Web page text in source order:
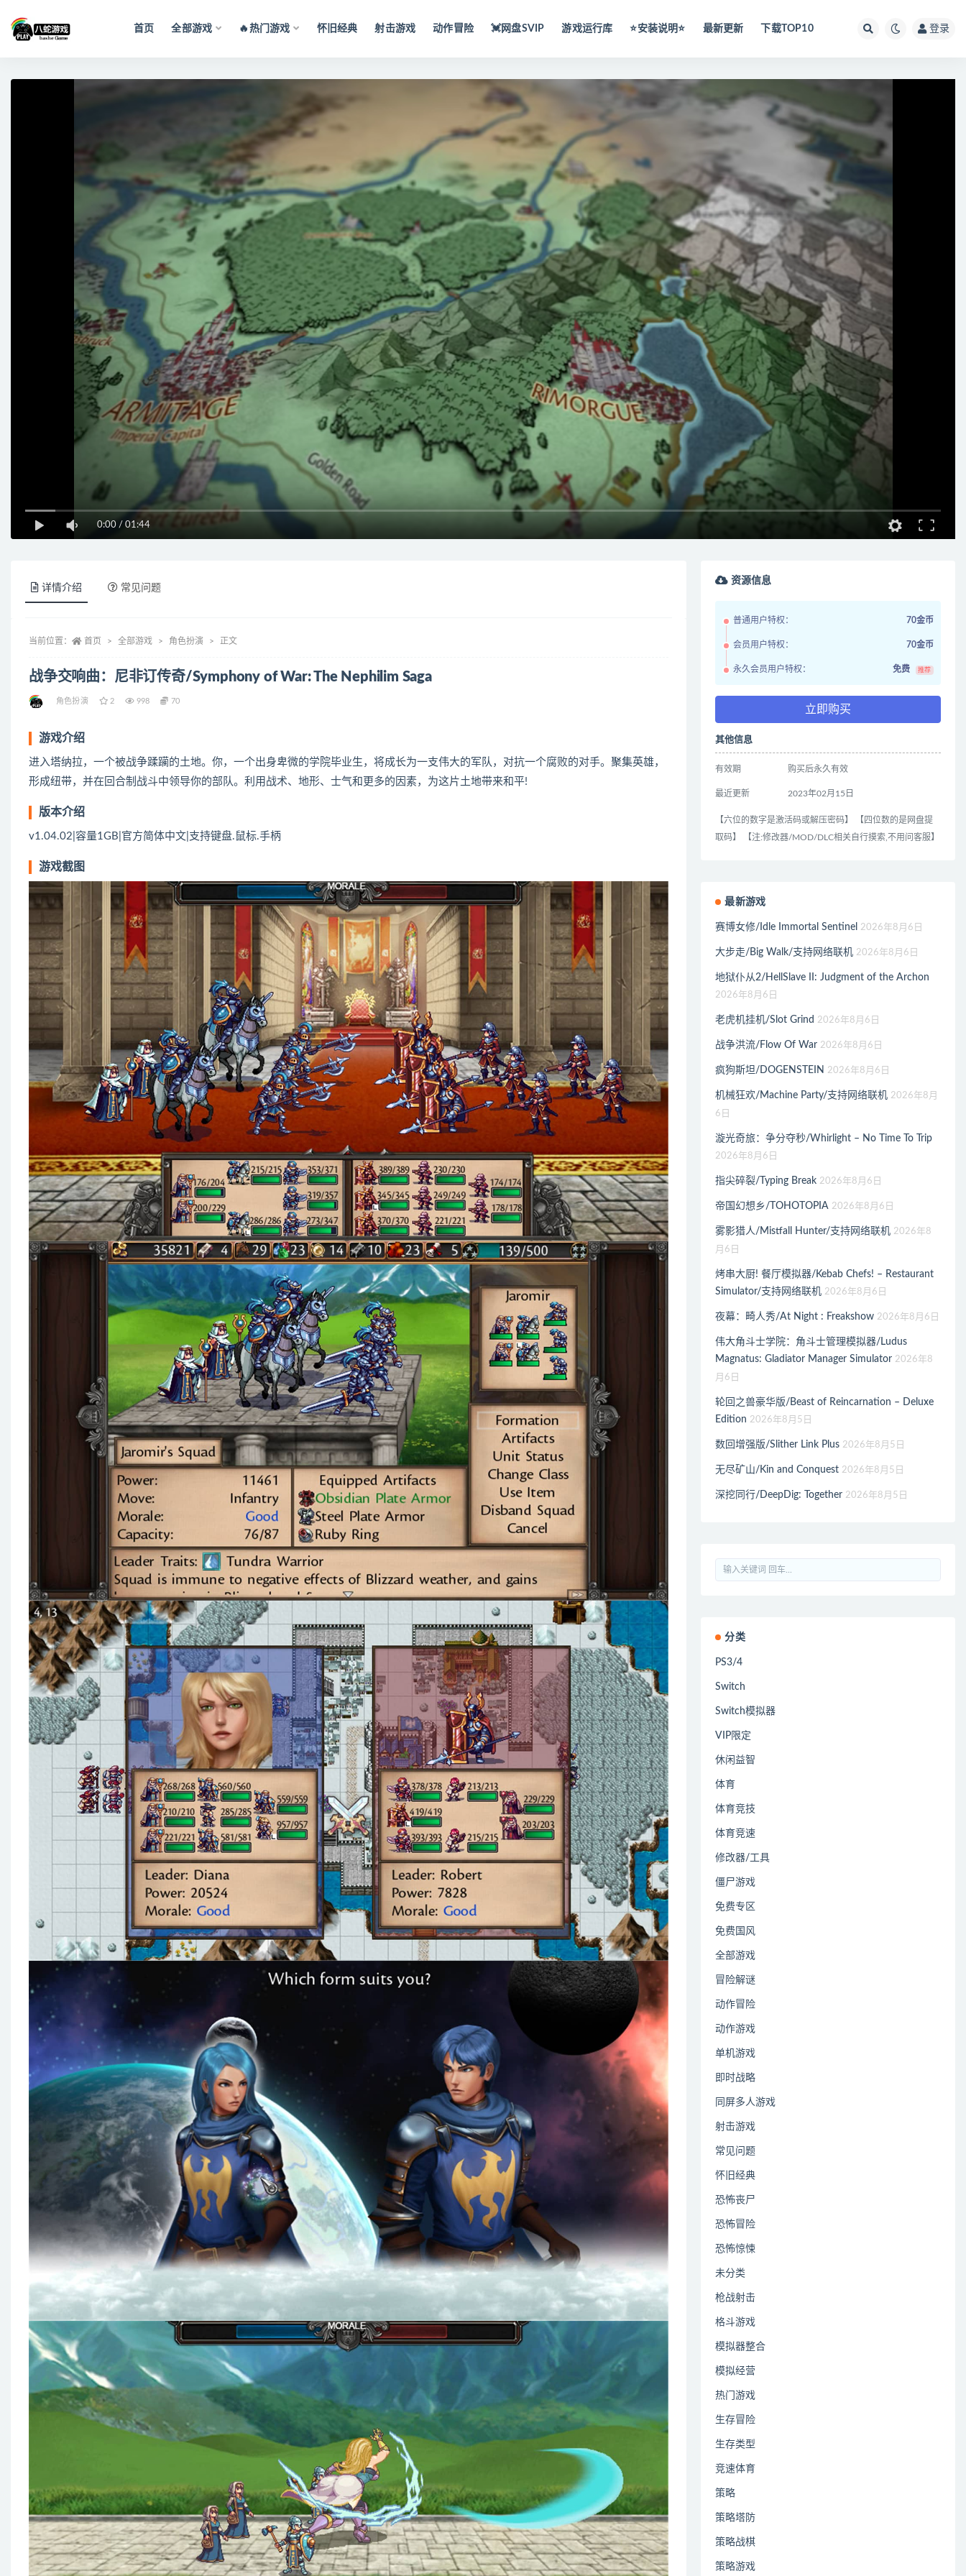
首页 全部游戏 🔥热门游戏 怀旧经典 射击游戏 动作冒险 💓网盘SVIP 游戏运行库 ⭐️安装说明⭐️ 最新更新 下载TOP10 登录
0:00 / 01:44
详情介绍 常见问题
当前位置： 首页 全部游戏 角色扮演 正文
战争交响曲：尼非订传奇/Symphony of War: The Nephilim Saga
角色扮演 2 998 70
游戏介绍
进入塔纳拉，一个被战争蹂躏的土地。你，一个出身卑微的学院毕业生，将成长为一支伟大的军队，对抗一个腐败的对手。聚集英雄，
形成纽带，并在回合制战斗中领导你的部队。利用战术、地形、士气和更多的因素，为这片土地带来和平!
版本介绍
v1.04.02|容量1GB|官方简体中文|支持键盘.鼠标.手柄
游戏截图
资源信息
普通用户特权： 70金币
会员用户特权： 70金币
永久会员用户特权： 免费 推荐
立即购买
其他信息
有效期 购买后永久有效
最近更新 2023年02月15日
【六位的数字是激活码或解压密码】 【四位数的是网盘提
取码】 【注:修改器/MOD/DLC相关自行摸索,不用问客服】
最新游戏
赛博女修/Idle Immortal Sentinel 2026年8月6日
大步走/Big Walk/支持网络联机 2026年8月6日
地狱仆从2/HellSlave II: Judgment of the Archon
2026年8月6日
老虎机挂机/Slot Grind 2026年8月6日
战争洪流/Flow Of War 2026年8月6日
疯狗斯坦/DOGENSTEIN 2026年8月6日
机械狂欢/Machine Party/支持网络联机 2026年8月
6日
漩光奇旅：争分夺秒/Whirlight – No Time To Trip
2026年8月6日
指尖碎裂/Typing Break 2026年8月6日
帝国幻想乡/TOHOTOPIA 2026年8月6日
雾影猎人/Mistfall Hunter/支持网络联机 2026年8
月6日
烤串大厨! 餐厅模拟器/Kebab Chefs! – Restaurant
Simulator/支持网络联机 2026年8月6日
夜幕：畸人秀/At Night : Freakshow 2026年8月6日
伟大角斗士学院：角斗士管理模拟器/Ludus
Magnatus: Gladiator Manager Simulator 2026年8
月6日
轮回之兽豪华版/Beast of Reincarnation – Deluxe
Edition 2026年8月5日
数回增强版/Slither Link Plus 2026年8月5日
无尽矿山/Kin and Conquest 2026年8月5日
深挖同行/DeepDig: Together 2026年8月5日
分类
PS3/4
Switch
Switch模拟器
VIP限定
休闲益智
体育
体育竞技
体育竞速
修改器/工具
僵尸游戏
免费专区
免费国风
全部游戏
冒险解谜
动作冒险
动作游戏
单机游戏
即时战略
同屏多人游戏
射击游戏
常见问题
怀旧经典
恐怖丧尸
恐怖冒险
恐怖惊悚
未分类
枪战射击
格斗游戏
模拟器整合
模拟经营
热门游戏
生存冒险
生存类型
竞速体育
策略
策略塔防
策略战棋
策略游戏